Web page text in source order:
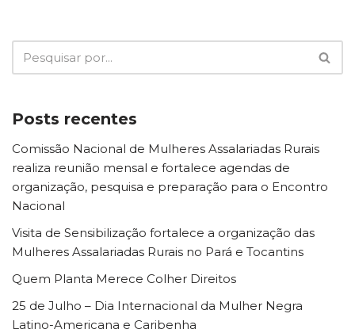
Posts recentes
Comissão Nacional de Mulheres Assalariadas Rurais
realiza reunião mensal e fortalece agendas de
organização, pesquisa e preparação para o Encontro
Nacional
Visita de Sensibilização fortalece a organização das
Mulheres Assalariadas Rurais no Pará e Tocantins
Quem Planta Merece Colher Direitos
25 de Julho – Dia Internacional da Mulher Negra
Latino-Americana e Caribenha